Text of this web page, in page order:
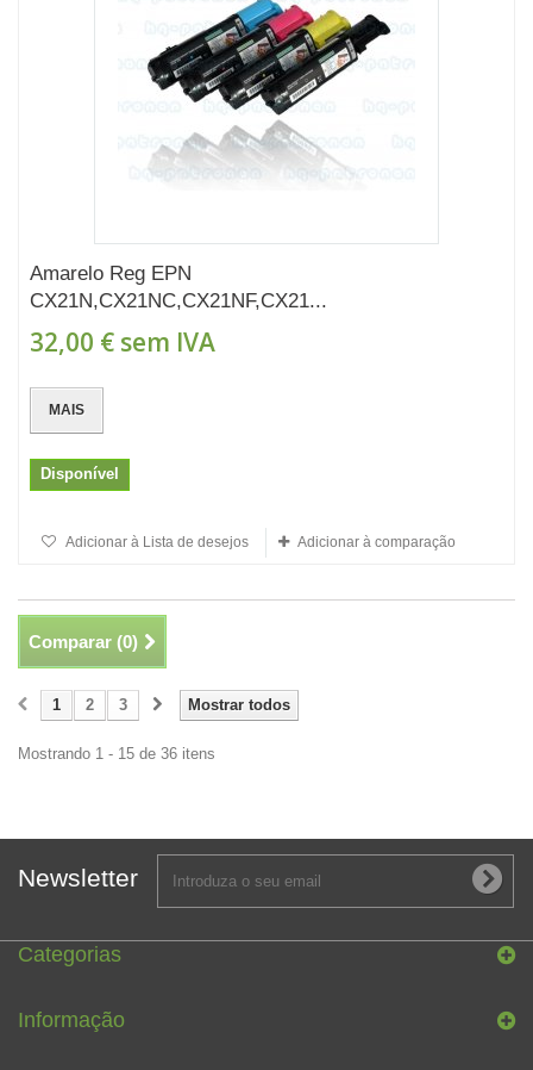
Amarelo Reg EPN
CX21N,CX21NC,CX21NF,CX21...
32,00 € sem IVA
MAIS
Disponível
Adicionar à Lista de desejos Adicionar à comparação
Comparar (0)
Mostrar todos
1 2 3
Mostrando 1 - 15 de 36 itens
Newsletter
Categorias
Informação